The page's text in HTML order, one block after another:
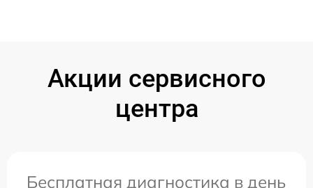
Акции сервисного
центра
Бесплатная диагностика в день